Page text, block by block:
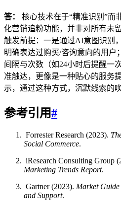
答：
核心技术在于“精准识别”而
化营销追粉功能，并非对所有未
触发前提：一是通过AI意图识别
明确表达过购买/咨询意向的用户
间隔与次数（如24小时后提醒一
准触达，更像是一种贴心的服务
示，通过这种方式，沉默线索的
参考引用#
Forrester Research (2023).
Social Commerce.
iResearch Consulting Group
Marketing Trends Report.
Gartner (2023). Market
and Support.